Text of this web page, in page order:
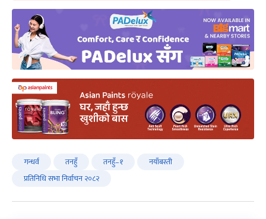
गन्धर्व तनहुँ तनहुँ–१
नयाँबस्ती
प्रतिनिधि सभा निर्वाचन २०८२